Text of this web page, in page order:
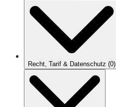
Recht, Tarif & Datenschutz (0)